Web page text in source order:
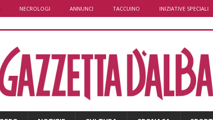
NECROLOGI ANNUNCI TACCUINO INIZIATIVE SPECIALI